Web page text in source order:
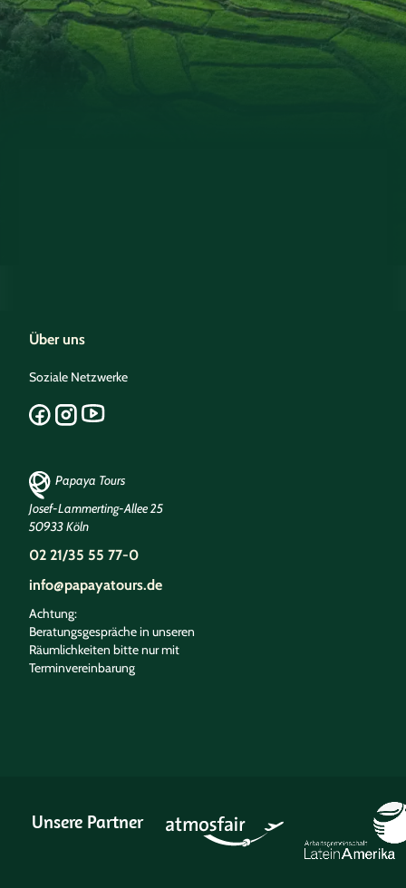
Über uns
Soziale Netzwerke
Papaya Tours
Josef-Lammerting-Allee 25
50933 Köln
02 21/35 55 77-0
info@papayatours.de
Achtung:
Beratungsgespräche in unseren
Räumlichkeiten bitte nur mit
Terminvereinbarung
Unsere Partner